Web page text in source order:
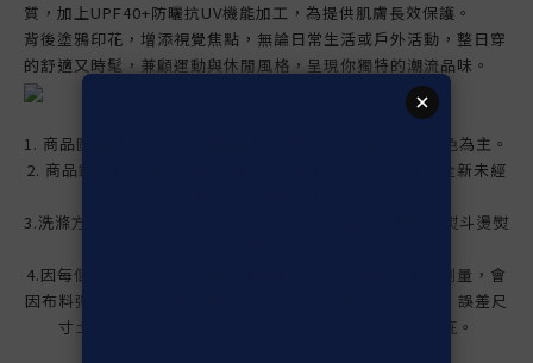
質，加上UPF40+防曬抗UV機能加工， 為提供肌膚長效保護。
背後塗鴉印花，增添視覺焦點，無論日常生活或戶外活動，整日穿
的舒適又時髦，兼顧運動與休閒風格，呈現你獨特的潮流品味。
1. 商品圖檔顏色因螢幕差異會略有不同，請以實際商品顏色為主。
2. 商品鑑賞期內(鑑賞期非試用期)，如需退換貨請保持『全新未經
3.洗滌方式:請勿使用含有漂白水成份的洗衣精與柔軟精、熨斗燙熨
4.因每個人測量方式及位置略有不同，尺寸皆為水平手工測量，會
因布料彈性、測量起點等因素，與實際商品尺寸略有誤差，誤差尺
寸±1-3cm為國際驗貨標準可接受範圍，並非屬於瑕疵。